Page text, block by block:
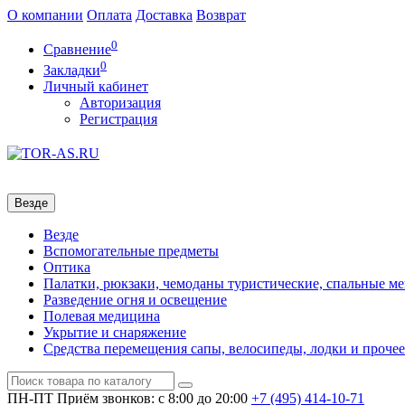
О компании Оплата Доставка Возврат
Сравнение0
Закладки0
Личный кабинет
Авторизация
Регистрация
Везде
Везде
Вспомогательные предметы
Оптика
Палатки, рюкзаки, чемоданы туристические, спальные
Разведение огня и освещение
Полевая медицина
Укрытие и снаряжение
Средства перемещения сапы, велосипеды, лодки и прочее
ПН-ПТ Приём звонков: с 8:00 до 20:00 +7 (495) 414-10-71